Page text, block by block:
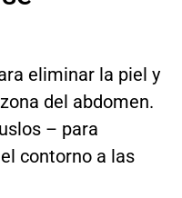
eliminar la piel y
del abdomen.
– para
contorno a las